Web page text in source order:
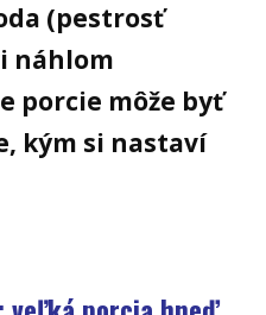
(pestrosť
náhlom
porcie môže byť
kým si nastaví